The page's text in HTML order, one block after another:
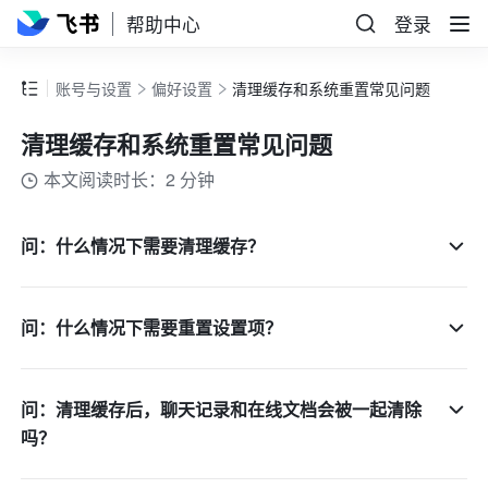
帮助中心 登录
账号与设置 偏好设置 清理缓存和系统重置常见问题
清理缓存和系统重置常见问题
本文阅读时长：2 分钟
问：什么情况下需要清理缓存？
问：什么情况下需要重置设置项？
问：清理缓存后，聊天记录和在线文档会被一起清除
吗？